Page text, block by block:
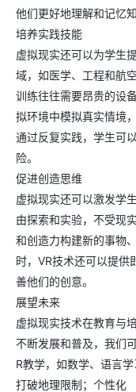
他们更好地理解和记忆知
培养实践技能
虚拟现实还可以为学生
域，如医学、工程和航
训练往往需要昂贵的设
拟环境中模拟真实情境
通过反复实践，学生可
险。
促进创造思维
虚拟现实还可以激发学
由探索和实验，不受现
和创造力构建新的事物
时，VR技术还可以提供
善他们的创意。
展望未来
虚拟现实技术在教育与
不断发展和普及，我们
R教学，如数学、语言
打破地理限制；个性化